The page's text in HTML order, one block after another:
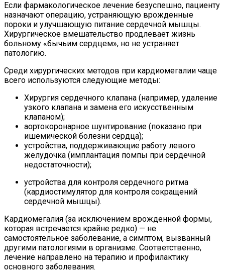
Если фармакологическое лечение безуспешно, пациенту
назначают операцию, устраняющую врожденные
пороки и улучшающую питание сердечной мышцы.
Хирургическое вмешательство продлевает жизнь
больному «бычьим сердцем», но не устраняет
патологию.
Среди хирургических методов при кардиомегалии чаще
всего используются следующие методы:
Хирургия сердечного клапана (например, удаление
узкого клапана и замена его искусственным
клапаном);
аортокоронарное шунтирование (показано при
ишемической болезни сердца);
устройства, поддерживающие работу левого
желудочка (имплантация помпы при сердечной
недостаточности);
устройства для контроля сердечного ритма
(кардиостимулятор для контроля сокращений
сердечной мышцы).
Кардиомегалия (за исключением врожденной формы,
которая встречается крайне редко) — не
самостоятельное заболевание, а симптом, вызванный
другими патологиями в организме. Соответственно,
лечение направлено на терапию и профилактику
основного заболевания.